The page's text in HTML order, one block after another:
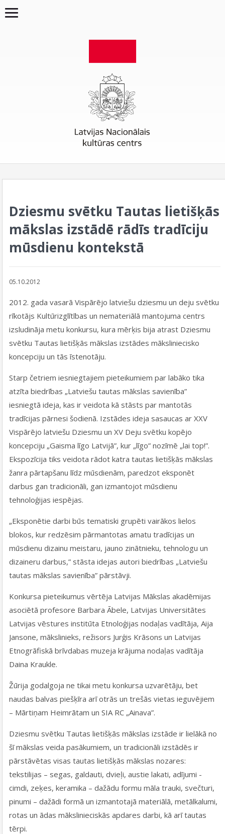
Dziesmu svētku Tautas lietišķās
mākslas izstādē rādīs tradīciju
mūsdienu kontekstā
05.10.2012
2012. gada vasarā Vispārējo latviešu dziesmu un deju svētku
rīkotājs Kultūrizglītības un nemateriālā mantojuma centrs
izsludināja metu konkursu, kura mērķis bija atrast Dziesmu
svētku Tautas lietišķās mākslas izstādes māksliniecisko
koncepciju un tās īstenotāju.
Starp četriem iesniegtajiem pieteikumiem par labāko tika
atzīta biedrības „Latviešu tautas mākslas savienība”
iesniegtā ideja, kas ir veidota kā stāsts par mantotās
tradīcijas pārnesi šodienā. Izstādes ideja sasaucas ar XXV
Vispārējo latviešu Dziesmu un XV Deju svētku kopējo
koncepciju „Gaisma līgo Latvijā”, kur „līgo” nozīmē „lai top!”.
Ekspozīcija tiks veidota rādot katra tautas lietišķās mākslas
žanra pārtapšanu līdz mūsdienām, paredzot eksponēt
darbus gan tradicionāli, gan izmantojot mūsdienu
tehnoloģijas iespējas.
„Eksponētie darbi būs tematiski grupēti vairākos lielos
blokos, kur redzēsim pārmantotas amatu tradīcijas un
mūsdienu dizainu meistaru, jauno zinātnieku, tehnologu un
dizaineru darbus,” stāsta idejas autori biedrības „Latviešu
tautas mākslas savienība” pārstāvji.
Konkursa pieteikumus vērtēja Latvijas Mākslas akadēmijas
asociētā profesore Barbara Ābele, Latvijas Universitātes
Latvijas vēstures institūta Etnoloģijas nodaļas vadītāja, Aija
Jansone, mākslinieks, režisors Jurģis Krāsons un Latvijas
Etnogrāfiskā brīvdabas muzeja krājuma nodaļas vadītāja
Daina Kraukle.
Žūrija godalgoja ne tikai metu konkursa uzvarētāju, bet
naudas balvas piešķīra arī otrās un trešās vietas ieguvējiem
– Mārtiņam Heimrātam un SIA RC „Ainava”.
Dziesmu svētku Tautas lietišķās mākslas izstāde ir lielākā no
šī mākslas veida pasākumiem, un tradicionāli izstādēs ir
pārstāvētas visas tautas lietišķās mākslas nozares:
tekstilijas – segas, galdauti, dvieļi, austie lakati, adījumi -
cimdi, zeķes, keramika – dažādu formu māla trauki, svečturi,
pinumi – dažādi formā un izmantotajā materiālā, metālkalumi,
rotas un ādas mākslinieciskās apdares darbi, kā arī tautas
tērpi.